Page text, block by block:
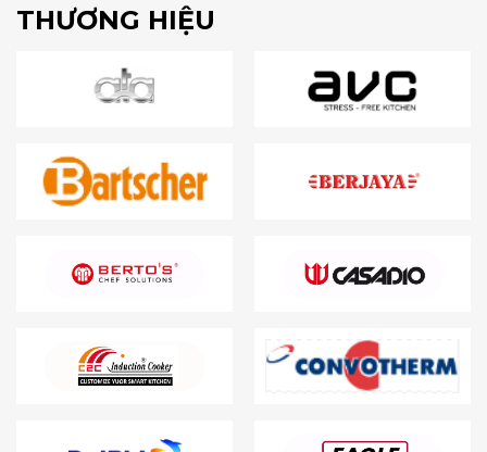
THƯƠNG HIỆU